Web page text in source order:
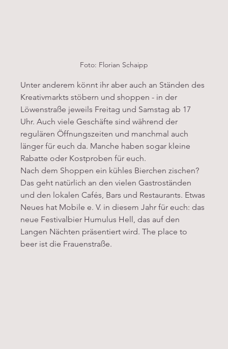
Foto: Florian Schaipp
Unter anderem könnt ihr aber auch an Ständen des
Kreativmarkts stöbern und shoppen - in der
Löwenstraße jeweils Freitag und Samstag ab 17
Uhr. Auch viele Geschäfte sind während der
regulären Öffnungszeiten und manchmal auch
länger für euch da. Manche haben sogar kleine
Rabatte oder Kostproben für euch.
Nach dem Shoppen ein kühles Bierchen zischen?
Das geht natürlich an den vielen Gastroständen
und den lokalen Cafés, Bars und Restaurants. Etwas
Neues hat Mobile e. V. in diesem Jahr für euch: das
neue Festivalbier Humulus Hell, das auf den
Langen Nächten präsentiert wird. The place to
beer ist die Frauenstraße.